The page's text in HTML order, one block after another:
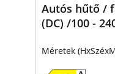
Autós hűtő /
(DC) /100 -
Méretek